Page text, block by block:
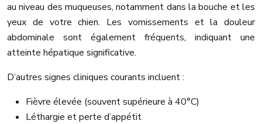
au niveau des muqueuses, notamment dans la bouche et les
yeux de votre chien. Les vomissements et la douleur
abdominale sont également fréquents, indiquant une
atteinte hépatique significative.
D’autres signes cliniques courants incluent :
Fièvre élevée (souvent supérieure à 40°C)
Léthargie et perte d’appétit